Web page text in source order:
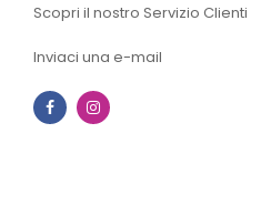
Scopri il nostro Servizio Clienti
Inviaci una e-mail
Facebook